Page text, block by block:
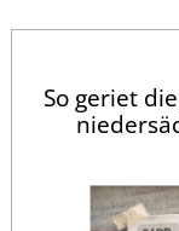
So geriet